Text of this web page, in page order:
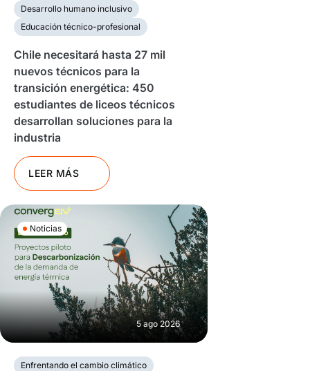
Desarrollo humano inclusivo
Educación técnico-profesional
Chile necesitará hasta 27 mil
nuevos técnicos para la
transición energética: 450
estudiantes de liceos técnicos
desarrollan soluciones para la
industria
LEER MÁS
Noticias
5 ago 2026
Enfrentando el cambio climático